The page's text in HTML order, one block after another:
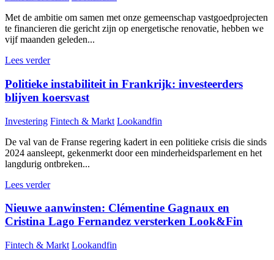
Met de ambitie om samen met onze gemeenschap vastgoedprojecten
te financieren die gericht zijn op energetische renovatie, hebben we
vijf maanden geleden...
Lees verder
Politieke instabiliteit in Frankrijk: investeerders
blijven koersvast
Investering Fintech & Markt Lookandfin
De val van de Franse regering kadert in een politieke crisis die sinds
2024 aansleept, gekenmerkt door een minderheidsparlement en het
langdurig ontbreken...
Lees verder
Nieuwe aanwinsten: Clémentine Gagnaux en
Cristina Lago Fernandez versterken Look&Fin
Fintech & Markt Lookandfin